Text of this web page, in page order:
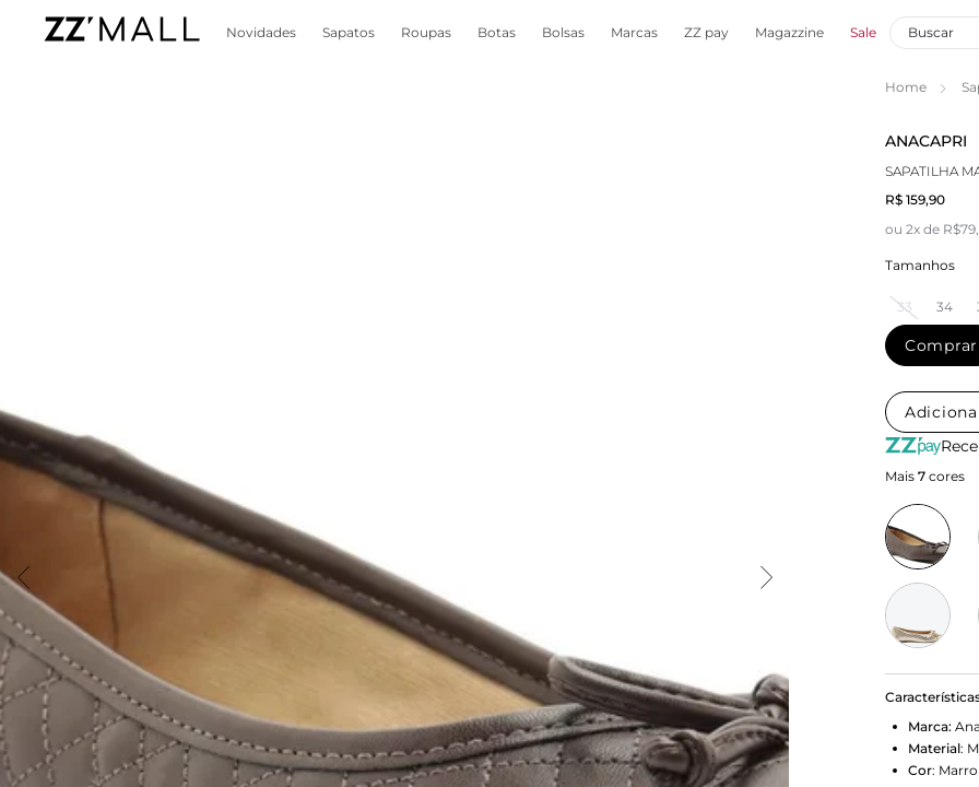
Novidades Sapatos Roupas Botas Bolsas Marcas ZZ pay Magazzine Sale
Home
ANACAPRI
SAPATILHA
R$ 159,90
ou 2x de
Tamanhos
33 34
Comprar
Mais 7 cores
Marca:
Material:
Cor: